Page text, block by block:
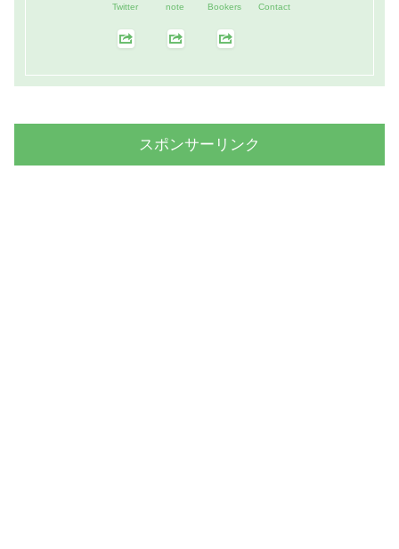
Twitter note Bookers Contact
スポンサーリンク